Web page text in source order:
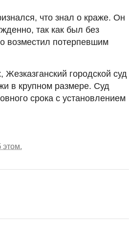
что знал о краже. Он
так как был без
возместил потерпевшим
городской суд
в крупном размере. Суд
срока с установлением